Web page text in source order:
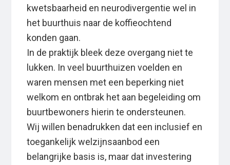
kwetsbaarheid en neurodivergentie wel in
het buurthuis naar de koffieochtend
konden gaan.
In de praktijk bleek deze overgang niet te
lukken. In veel buurthuizen voelden en
waren mensen met een beperking niet
welkom en ontbrak het aan begeleiding om
buurtbewoners hierin te ondersteunen.
Wij willen benadrukken dat een inclusief en
toegankelijk welzijnsaanbod een
belangrijke basis is, maar dat investering